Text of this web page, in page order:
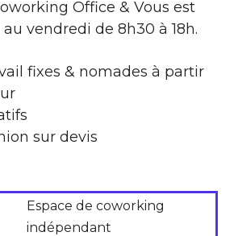
Office & Vous est
vendredi de 8h30 à 18h.
fixes & nomades à partir
sur devis
Espace de coworking
indépendant